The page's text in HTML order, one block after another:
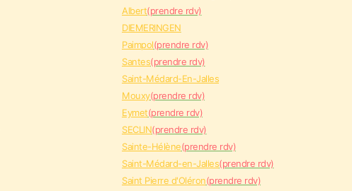
Albert(prendre rdv)
DIEMERINGEN
Paimpol(prendre rdv)
Santes(prendre rdv)
Saint-Médard-En-Jalles
Mouxy(prendre rdv)
Eymet(prendre rdv)
SECLIN(prendre rdv)
Sainte-Hélène(prendre rdv)
Saint-Médard-en-Jalles(prendre rdv)
Saint Pierre d'Oléron(prendre rdv)